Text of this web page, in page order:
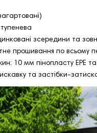
зсередини та
прошивання по всьому
10 мм пінопласту EPE
та застібки-